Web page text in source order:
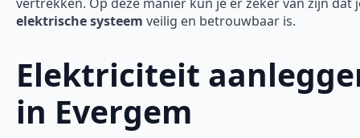
elektrische systeem veilig en betrouwbaar is.
Elektriciteit
in Evergem